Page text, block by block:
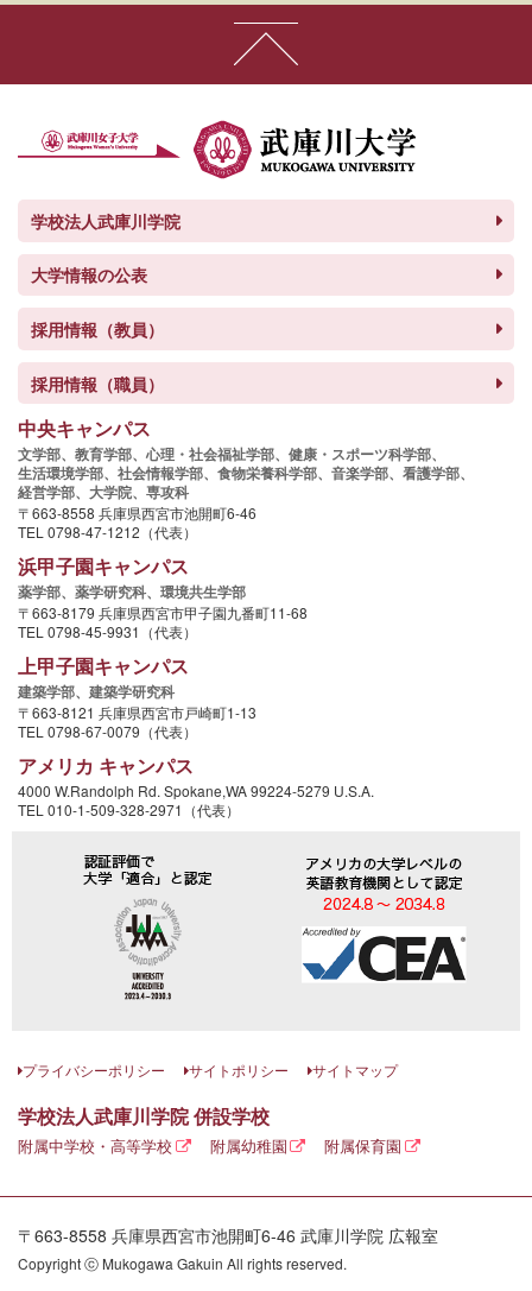
学校法人武庫川学院
大学情報の公表
採用情報（教員）
採用情報（職員）
中央キャンパス
文学部、 教育学部、 心理・社会福祉学部、 健康・スポーツ科学部、
生活環境学部、 社会情報学部、 食物栄養科学部、 音楽学部、 看護学部、
経営学部、 大学院、 専攻科
〒663-8558 兵庫県西宮市池開町6-46
TEL 0798-47-1212（代表）
浜甲子園キャンパス
薬学部、 薬学研究科、 環境共生学部
〒663-8179 兵庫県西宮市甲子園九番町11-68
TEL 0798-45-9931（代表）
上甲子園キャンパス
建築学部、 建築学研究科
〒663-8121 兵庫県西宮市戸崎町1-13
TEL 0798-67-0079（代表）
アメリカ キャンパス
4000 W.Randolph Rd. Spokane,WA 99224-5279 U.S.A.
TEL 010-1-509-328-2971（代表）
プライバシーポリシー サイトポリシー サイトマップ
学校法人武庫川学院 併設学校
附属中学校・高等学校 附属幼稚園 附属保育園
〒663-8558 兵庫県西宮市池開町6-46 武庫川学院 広報室
Copyright ⓒ Mukogawa Gakuin All rights reserved.